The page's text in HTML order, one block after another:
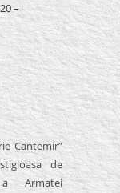
–
Cantemir”
de
a Armatei